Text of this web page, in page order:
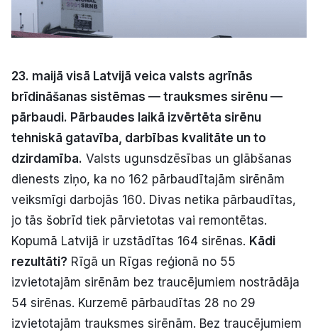
Pasākumi
Reklāma
Politiskā reklāma
Par mums
Kontakti
Ziņo redakcijai
Facebook Instagram YouTube
23. maijā visā Latvijā veica valsts agrīnās
brīdināšanas sistēmas — trauksmes sirēnu —
pārbaudi. Pārbaudes laikā izvērtēta sirēnu
tehniskā gatavība, darbības kvalitāte un to
dzirdamība. Valsts ugunsdzēsības un glābšanas
dienests ziņo, ka no 162 pārbaudītajām sirēnām
veiksmīgi darbojās 160. Divas netika pārbaudītas,
jo tās šobrīd tiek pārvietotas vai remontētas.
Kopumā Latvijā ir uzstādītas 164 sirēnas. Kādi
rezultāti? Rīgā un Rīgas reģionā no 55
izvietotajām sirēnām bez traucējumiem nostrādāja
54 sirēnas. Kurzemē pārbaudītas 28 no 29
izvietotajām trauksmes sirēnām. Bez traucējumiem